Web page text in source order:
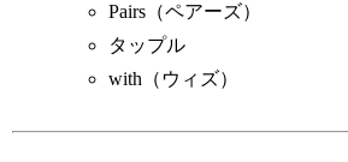
Pairs（ペアーズ）
タップル
with（ウィズ）